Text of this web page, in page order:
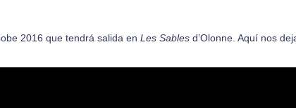
2016 que tendrá salida en Les Sablesd’Olonne. Aquí nos